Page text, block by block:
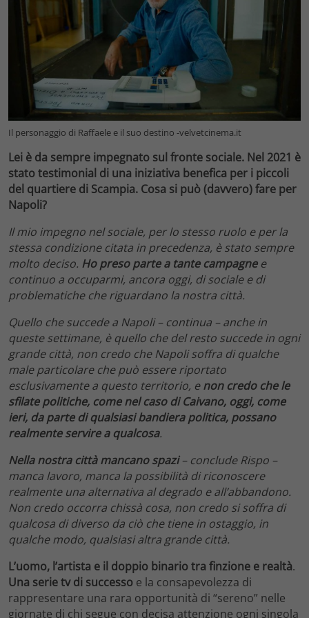
Il personaggio di Raffaele e il suo destino -velvetcinema.it
Lei è da sempre impegnato sul fronte sociale. Nel 2021 è
stato testimonial di una iniziativa benefica per i piccoli
del quartiere di Scampia. Cosa si può (davvero) fare per
Napoli?
Il mio impegno nel sociale, per lo stesso ruolo e per la
stessa condizione citata in precedenza, è stato sempre
molto deciso. Ho preso parte a tante campagnee
continuo a occuparmi, ancora oggi, di sociale e di
problematiche che riguardano la nostra città.
Quello che succede a Napoli – continua – anche in
queste settimane, è quello che del resto succede in ogni
grande città, non credo che Napoli soffra di qualche
male particolare che può essere riportato
esclusivamente a questo territorio, enon credo che le
sfilate politiche, come nel caso di Caivano, oggi, come
ieri, da parte di qualsiasi bandiera politica, possano
realmente servire a qualcosa.
Nella nostra città mancano spazi– conclude Rispo –
manca lavoro, manca la possibilità di riconoscere
realmente una alternativa al degrado e all’abbandono.
Non credo occorra chissà cosa, non credo si soffra di
qualcosa di diverso da ciò che tiene in ostaggio, in
qualche modo, qualsiasi altra grande città.
L’uomo, l’artista e il doppio binario tra finzione e realtà.
Una serie tv di successo e la consapevolezza di
rappresentare una rara opportunità di “sereno” nelle
giornate di chi segue con decisa attenzione ogni singola